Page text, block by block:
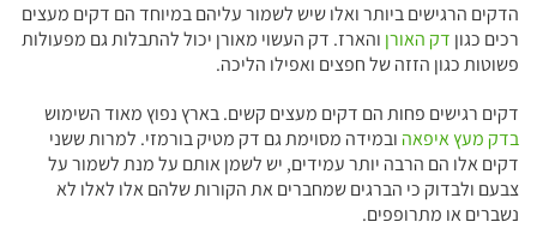
הדקים הרגישים ביותר ואלו שיש לשמור עליהם במיוחד הם דקים מעצים
רכים כגון דק האורן והארז. דק העשוי מאורן יכול להתבלות גם מפעולות
פשוטות כגון הזזה של חפצים ואפילו הליכה.
דקים רגישים פחות הם דקים מעצים קשים. בארץ נפוץ מאוד השימוש
בדק מעץ איפאה ובמידה מסוימת גם דק מטיק בורמזי. למרות ששני
דקים אלו הם הרבה יותר עמידים, יש לשמן אותם על מנת לשמור על
צבעם ולבדוק כי הברגים שמחברים את הקורות שלהם אלו לאלו לא
נשברים או מתרופפים.